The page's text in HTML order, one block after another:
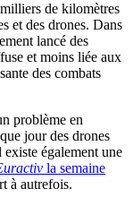
de kilomètres
et des drones. Dans
lancé des
et moins liée aux
des combats
problème en
jour des drones
également une
la semaine
à autrefois.